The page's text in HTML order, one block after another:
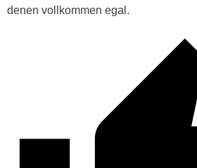
denen vollkommen egal.